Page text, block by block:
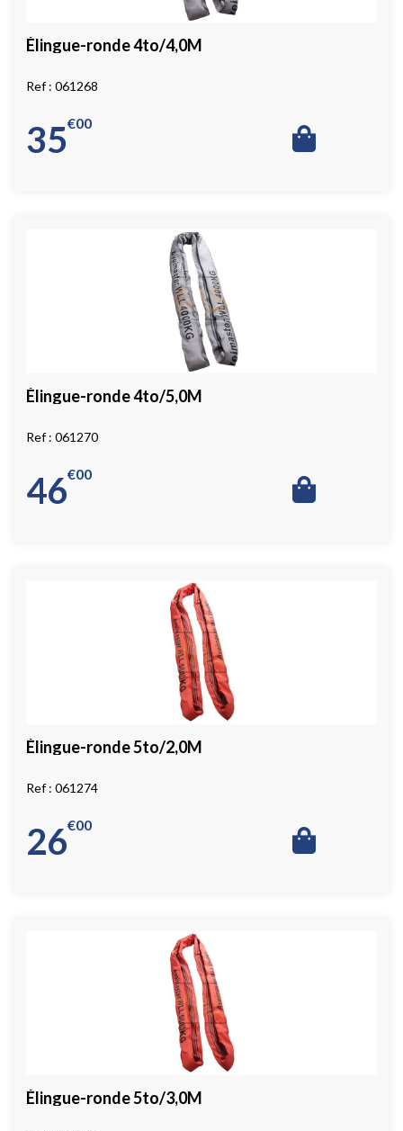
Élingue-ronde 4to/4,0M
061268
35 00
€
Élingue-ronde 4to/5,0M
061270
46 00
€
Élingue-ronde 5to/2,0M
061274
26 00
€
Élingue-ronde 5to/3,0M